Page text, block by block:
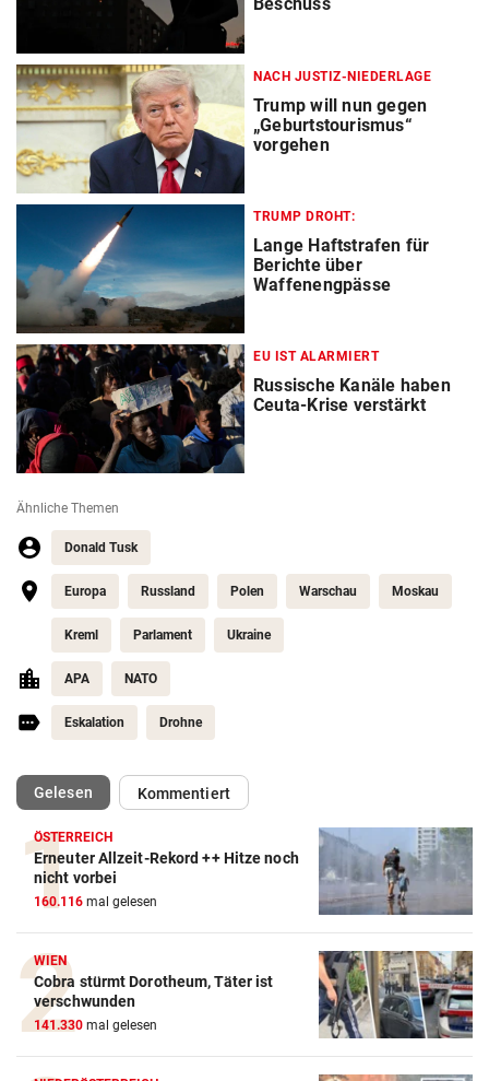
Beschuss
NACH JUSTIZ-NIEDERLAGE
Trump will nun gegen
„Geburtstourismus“
vorgehen
TRUMP DROHT:
Lange Haftstrafen für
Berichte über
Waffenengpässe
EU IST ALARMIERT
Russische Kanäle haben
Ceuta-Krise verstärkt
Ähnliche Themen
Donald Tusk
Europa Russland Polen Warschau Moskau
Kreml Parlament Ukraine
APA NATO
Eskalation Drohne
Gelesen(ausgewählt)Kommentiert
ÖSTERREICH
Erneuter Allzeit-Rekord ++ Hitze noch
nicht vorbei
160.116 mal gelesen
WIEN
Cobra stürmt Dorotheum, Täter ist
verschwunden
141.330 mal gelesen